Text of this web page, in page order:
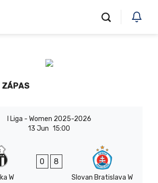
ZÁPAS
I Liga - Women 2025-2026
13 Jun 15:00
W
0 8
Slovan Bratislava W